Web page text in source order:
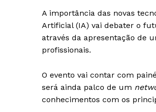
A importância das novas
Artificial (IA) vai debater o
através da apresentação de
profissionais.
O evento vai contar com
será ainda palco de um
conhecimentos com os